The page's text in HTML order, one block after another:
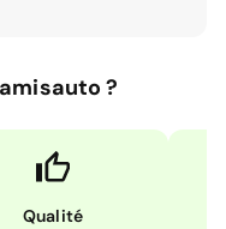
?
Qualité